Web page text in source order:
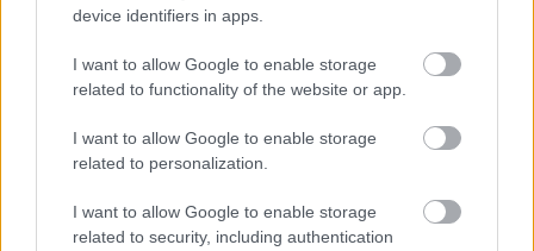
device identifiers in apps.
I want to allow Google to enable storage
related to functionality of the website or app.
I want to allow Google to enable storage
related to personalization.
I want to allow Google to enable storage
related to security, including authentication
Mihály Eszter•2023. június 09.
A Miskolci Egyetemmel együttműködve Alumánia
alumínium értékére és szelektív gyűjtésének ...